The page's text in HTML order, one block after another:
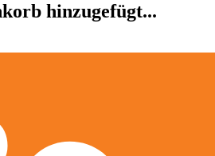
hinzugefügt...